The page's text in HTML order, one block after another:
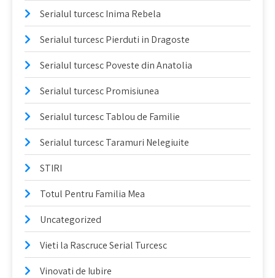
Serialul turcesc Inima Rebela
Serialul turcesc Pierduti in Dragoste
Serialul turcesc Poveste din Anatolia
Serialul turcesc Promisiunea
Serialul turcesc Tablou de Familie
Serialul turcesc Taramuri Nelegiuite
STIRI
Totul Pentru Familia Mea
Uncategorized
Vieti la Rascruce Serial Turcesc
Vinovati de Iubire